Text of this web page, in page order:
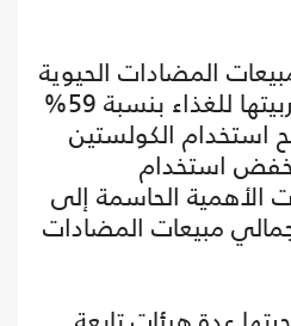
المضادات الحيوية
للحيوانات التي يتم تربيتها للغذاء بنسبة 59%
وأصبح استخدام الكولستين
استخدام
الأهمية الحاسمة إلى
من إجمالي مبيعات المضادات